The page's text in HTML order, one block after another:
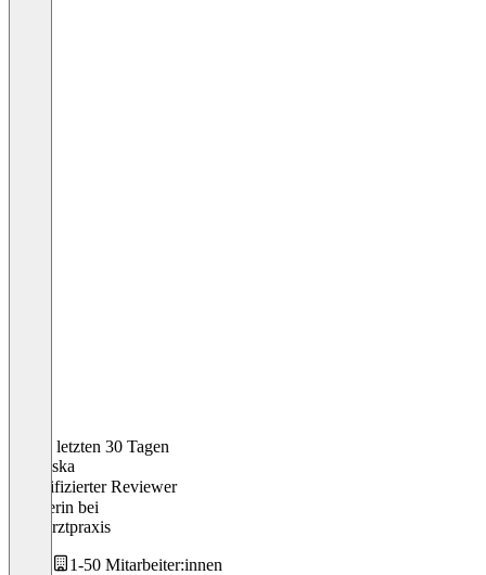
In den letzten 30 Tagen
Franziska
Verifizierter Reviewer
Inhaberin bei
Zahnarztpraxis
1-50 Mitarbeiter:innen